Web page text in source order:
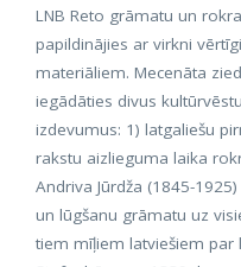
LNB Reto grāmatu un
papildinājies ar virkni
materiāliem. Mecenāta
iegādāties divus
izdevumus: 1) latgaliešu
rakstu aizlieguma laika
Andriva Jūrdža (1845-
un lūgšanu grāmatu uz
tiem mīļiem latviešiem par